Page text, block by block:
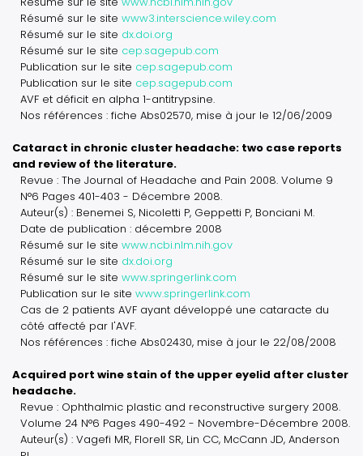
Résumé sur le site www3.interscience.wiley.com
Résumé sur le site dx.doi.org
Résumé sur le site cep.sagepub.com
Publication sur le site cep.sagepub.com
Publication sur le site cep.sagepub.com
AVF et déficit en alpha 1-antitrypsine.
Nos références : fiche Abs02570, mise à jour le 12/06/2009
Cataract in chronic cluster headache: two case reports
and review of the literature.
Revue : The Journal of Headache and Pain 2008. Volume 9
N°6 Pages 401-403 - Décembre 2008.
Auteur(s) : Benemei S, Nicoletti P, Geppetti P, Bonciani M.
Date de publication : décembre 2008
Résumé sur le site www.ncbi.nlm.nih.gov
Résumé sur le site dx.doi.org
Résumé sur le site www.springerlink.com
Publication sur le site www.springerlink.com
Cas de 2 patients AVF ayant développé une cataracte du
côté affecté par l'AVF.
Nos références : fiche Abs02430, mise à jour le 22/08/2008
Acquired port wine stain of the upper eyelid after cluster
headache.
Revue : Ophthalmic plastic and reconstructive surgery 2008.
Volume 24 N°6 Pages 490-492 - Novembre-Décembre 2008.
Auteur(s) : Vagefi MR, Florell SR, Lin CC, McCann JD, Anderson